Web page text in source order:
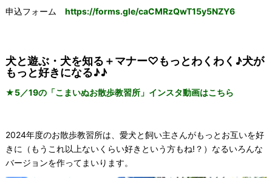
申込フォーム https://forms.gle/caCMRzQwT15y5NZY6
犬と遊ぶ・犬を知る＋マナー♡もっとわくわく♪犬が
もっと好きになる♪♪
★5／19の「こまいぬお散歩教習所」インスタ動画はこちら
2024年度のお散歩教習所は、愛犬と飼い主さんがもっとお互いを好
きに（もうこれ以上ないくらい好きという方もね!？）なるいろんな
バージョンを作ってまいります。